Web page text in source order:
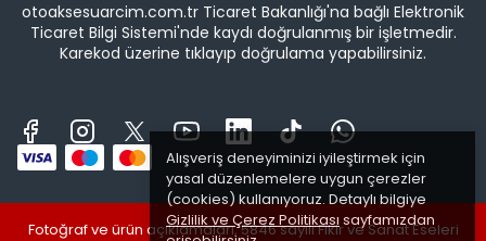
Alışveriş deneyiminizi iyileştirmek için
yasal düzenlemelere uygun çerezler
(cookies) kullanıyoruz. Detaylı bilgiye
Gizlilik ve Çerez Politikası sayfamızdan
otoaksesuarcim.com.tr Ticaret Bakanlığı'na bağlı Elektronik
Ticaret Bilgi Sistemi'nde kaydı doğrulanmış bir işletmedir.
Karekod üzerine tıklayıp doğrulama yapabilirsiniz.
Fotoğraf ve ürün açıklamaları, 5846 sayılı Fikir ve Sanat Eseleri